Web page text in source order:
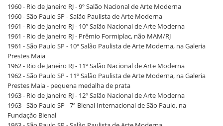
1960 - Rio de Janeiro RJ - 9º Salão Nacional de Arte Moderna
1960 - São Paulo SP - Salão Paulista de Arte Moderna
1961 - Rio de Janeiro RJ - 10º Salão Nacional de Arte Moderna
1961 - Rio de Janeiro RJ - Prêmio Formiplac, não MAM/RJ
1961 - São Paulo SP - 10º Salão Paulista de Arte Moderna, na Galeria
Prestes Maia
1962 - Rio de Janeiro RJ - 11º Salão Nacional de Arte Moderna
1962 - São Paulo SP - 11º Salão Paulista de Arte Moderna, na Galeria
Prestes Maia - pequena medalha de prata
1963 - Rio de Janeiro RJ - 12º Salão Nacional de Arte Moderna
1963 - São Paulo SP - 7ª Bienal Internacional de São Paulo, na
Fundação Bienal